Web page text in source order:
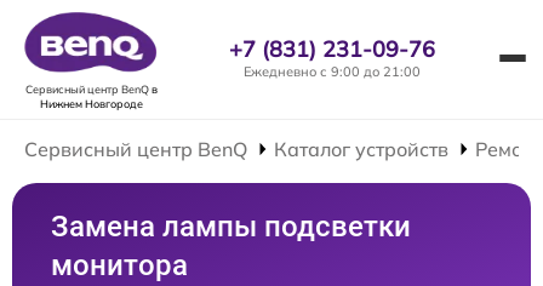
Сервисный центр BenQв
Нижнем Новгороде
+7 (831) 231-09-76
Ежедневно с 9:00 до 21:00
Сервисный центр BenQ Каталог устройств
Замена лампы подсветки
монитора